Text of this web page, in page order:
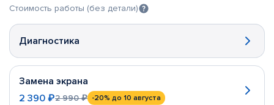
Стоимость работы (без детали)
Диагностика
Замена экрана
2 390 ₽2 990 ₽ -20% до 10 августа